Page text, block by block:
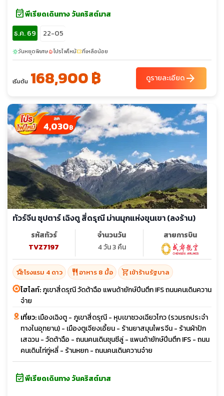
พระหฤทัยศักดิ์สิทธิ์ - มัสยิดจักรพรรดิ - สะพานปรินซิป - ย่านกริน
ซิ่ง - ถนนวงแหวน - สวนสาธารณะสตัดปาร์ค - พระราชวังโฮฟบวร์
ค - ถนนคาร์ทเนอร์ สตาเซ่ - โบสถ์เซนต์ สเตฟาน - เอาท์เล็ต พาร์
นดอฟ
event_availableพีเรียดเดินทาง วันคริสต์มาส
ธ.ค. 69
22-05
sunnyวันหยุดพิเศษlocal_fire_departmentโปรไฟไหม้confirmation_numberที่เหลือน้อย
เริ่มต้น 168,900 ฿ ดูรายละเอียดarrow_forward
4,030฿
ทัวร์จีน ซุปตาร์ เฉิงตู สี่ดรุณี ม่านมุกแห่งขุนเขา (ลงร้าน)
รหัสทัวร์
TVZ7197
จำนวนวัน
4 วัน 3 คืน
สายการบิน
hotel_classโรงแรม 4 ดาว restaurant อาหาร 8 มื้อ shopping_cartเข้าร้านรัฐบาล
ไฮไลท์:ภูเขาสี่ดรุณี วัดต้าฉือ แพนด้ายักษ์ปีนตึก IFS ถนนคนเดินควาน
จ๋าย
เที่ยว:เมืองเฉิงตู - ภูเขาสี่ดรุณี - หุบเขาซวงเฉียวโกว (รวมรถประจำ
ทางในอุทยาน) - เมืองตูเจียงเอี้ยน - ร้านยาสมุนไพรจีน - ร้านผ้าปัก
เสฉวน - วัดต้าฉือ - ถนนคนเดินชุนซีลู่ - แพนด้ายักษ์ปีนตึก IFS - ถนน
คนเดินไท่กู่หลี่ - ร้านหยก - ถนนคนเดินควานจ๋าย
event_availableพีเรียดเดินทาง วันคริสต์มาส